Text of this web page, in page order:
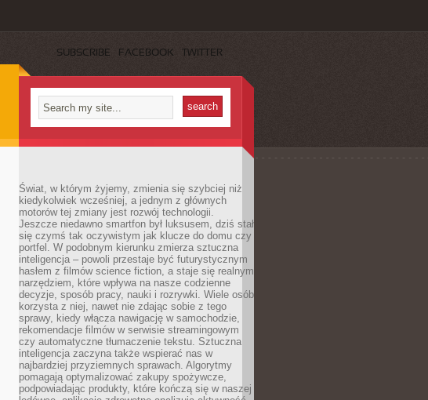
SUBSCRIBE FACEBOOK TWITTER
Świat, w którym żyjemy, zmienia się szybciej niż
kiedykolwiek wcześniej, a jednym z głównych
motorów tej zmiany jest rozwój technologii.
Jeszcze niedawno smartfon był luksusem, dziś stał
się czymś tak oczywistym jak klucze do domu czy
portfel. W podobnym kierunku zmierza sztuczna
inteligencja – powoli przestaje być futurystycznym
hasłem z filmów science fiction, a staje się realnym
narzędziem, które wpływa na nasze codzienne
decyzje, sposób pracy, nauki i rozrywki. Wiele osób
korzysta z niej, nawet nie zdając sobie z tego
sprawy, kiedy włącza nawigację w samochodzie,
rekomendacje filmów w serwisie streamingowym
czy automatyczne tłumaczenie tekstu. Sztuczna
inteligencja zaczyna także wspierać nas w
najbardziej przyziemnych sprawach. Algorytmy
pomagają optymalizować zakupy spożywcze,
podpowiadając produkty, które kończą się w naszej